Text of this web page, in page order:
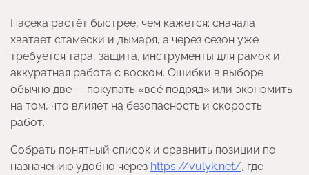
Пасека растёт быстрее, чем кажется: сначала
хватает стамески и дымаря, а через сезон уже
требуется тара, защита, инструменты для рамок и
аккуратная работа с воском. Ошибки в выборе
обычно две — покупать «всё подряд» или экономить
на том, что влияет на безопасность и скорость
работ.
Собрать понятный список и сравнить позиции по
назначению удобно через https://vulyk.net/, где